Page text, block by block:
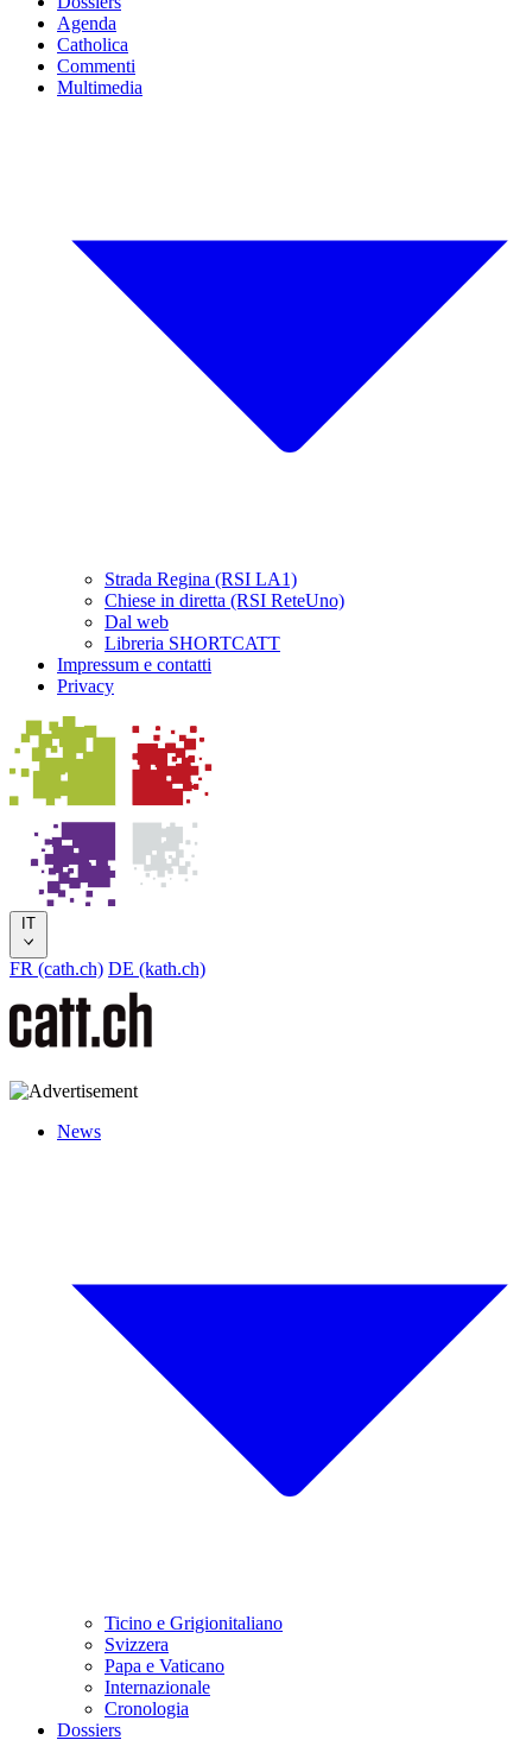
Agenda
Catholica
Commenti
Multimedia
Strada Regina (RSI LA1)
Chiese in diretta (RSI ReteUno)
Dal web
Libreria SHORTCATT
Impressum e contatti
Privacy
IT
FR (cath.ch) DE (kath.ch)
News
Ticino e Grigionitaliano
Svizzera
Papa e Vaticano
Internazionale
Cronologia
Dossiers